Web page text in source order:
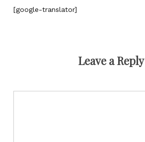
[google-translator]
Leave a Reply